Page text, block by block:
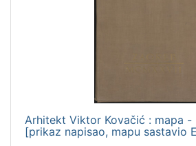
Arhitekt Viktor Kovačić : mapa
[prikaz napisao, mapu sastavio